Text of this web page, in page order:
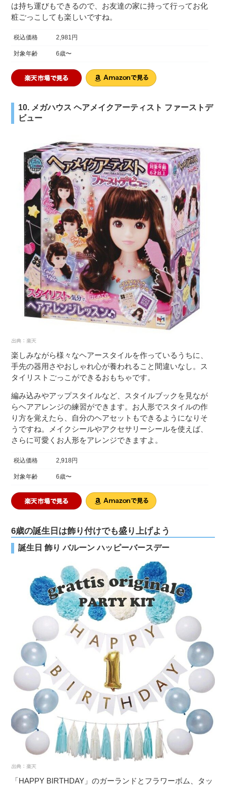
は持ち運びもできるので、お友達の家に持って行ってお化
粧ごっこしても楽しいですね。
税込価格 2,981円
対象年齢 6歳〜
10. メガハウス ヘアメイクアーティスト ファーストデ
ビュー
楽しみながら様々なヘアースタイルを作っているうちに、
手先の器用さやおしゃれ心が養われること間違いなし。ス
タイリストごっこができるおもちゃです。
編み込みやアップスタイルなど、スタイルブックを見なが
らヘアアレンジの練習ができます。お人形でスタイルの作
り方を覚えたら、自分のヘアセットもできるようになりそ
うですね。メイクシールやアクセサリーシールを使えば、
さらに可愛くお人形をアレンジできますよ。
税込価格 2,918円
対象年齢 6歳〜
6歳の誕生日は飾り付けでも盛り上げよう
誕生日 飾り バルーン ハッピーバースデー
「HAPPY BIRTHDAY」のガーランドとフラワーボム、タッ